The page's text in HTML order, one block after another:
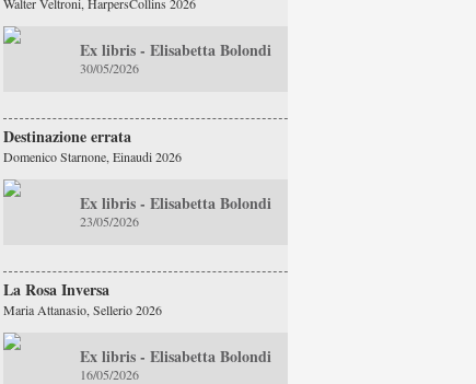
Ex libris - Elisabetta Bolondi
30/05/2026
Destinazione errata
Domenico Starnone, Einaudi 2026
Ex libris - Elisabetta Bolondi
23/05/2026
La Rosa Inversa
Maria Attanasio, Sellerio 2026
Ex libris - Elisabetta Bolondi
16/05/2026